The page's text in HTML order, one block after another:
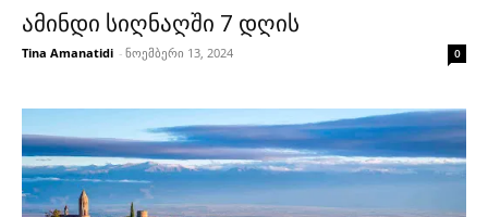
ამინდი სიღნაღში 7 დღის
Tina Amanatidi - ნოემბერი 13, 2024 0